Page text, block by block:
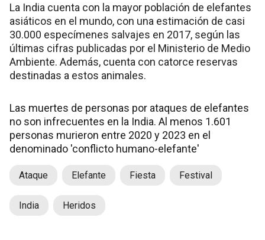
La India cuenta con la mayor población de elefantes
asiáticos en el mundo, con una estimación de casi
30.000 especímenes salvajes en 2017, según las
últimas cifras publicadas por el Ministerio de Medio
Ambiente. Además, cuenta con catorce reservas
destinadas a estos animales.
Las muertes de personas por ataques de elefantes
no son infrecuentes en la India. Al menos 1.601
personas murieron entre 2020 y 2023 en el
denominado 'conflicto humano-elefante'
Ataque Elefante Fiesta Festival
India Heridos